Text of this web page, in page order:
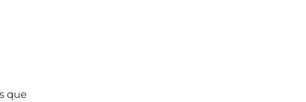
que